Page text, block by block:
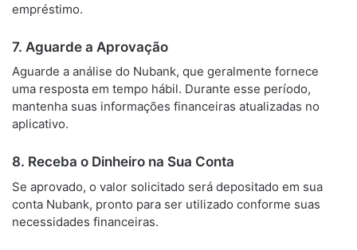
empréstimo.
7. Aguarde a Aprovação
Aguarde a análise do Nubank, que geralmente fornece
uma resposta em tempo hábil. Durante esse período,
mantenha suas informações financeiras atualizadas no
aplicativo.
8. Receba o Dinheiro na Sua Conta
Se aprovado, o valor solicitado será depositado em sua
conta Nubank, pronto para ser utilizado conforme suas
necessidades financeiras.